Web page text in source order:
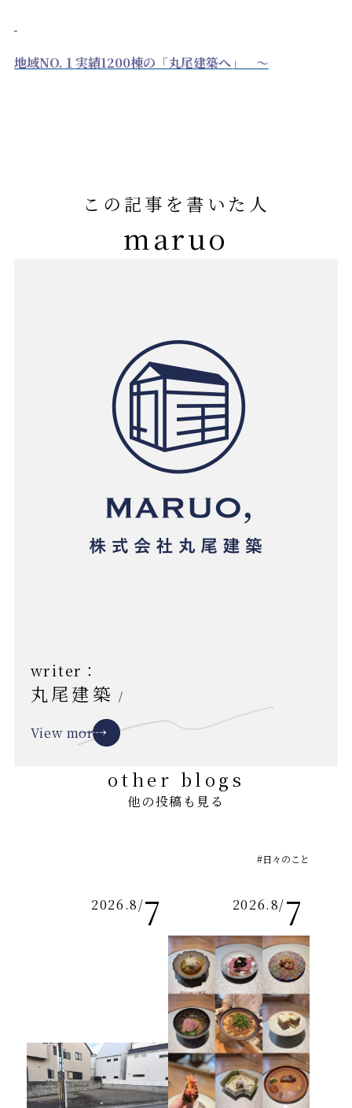
地域NO.１実績1200棟の「丸尾建築へ」 ～
この記事を書いた人
maruo
writer：
丸尾建築 /
View more
other blogs
他の投稿も見る
2026.8/7 2026.8/7
#日々のこと